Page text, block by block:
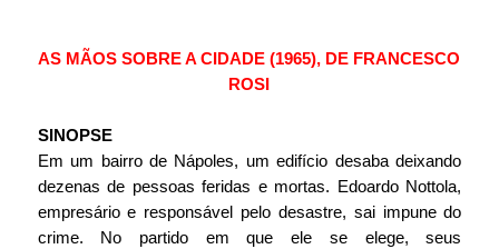
AS MÃOS SOBRE A CIDADE (1965), DE FRANCESCO
ROSI
SINOPSE
Em um bairro de Nápoles, um edifício desaba deixando
dezenas de pessoas feridas e mortas. Edoardo Nottola,
empresário e responsável pelo desastre, sai impune do
crime. No partido em que ele se elege, seus